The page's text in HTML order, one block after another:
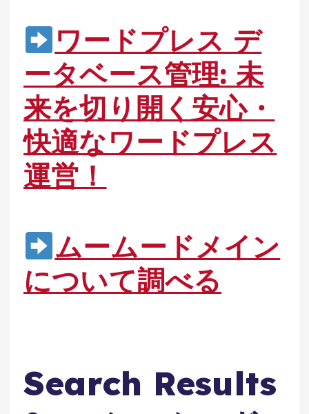
ワードプレス デ
ータベース管理: 未
来を切り開く安心・
快適なワードプレス
運営！
ムームードメイン
について調べる
Search Results